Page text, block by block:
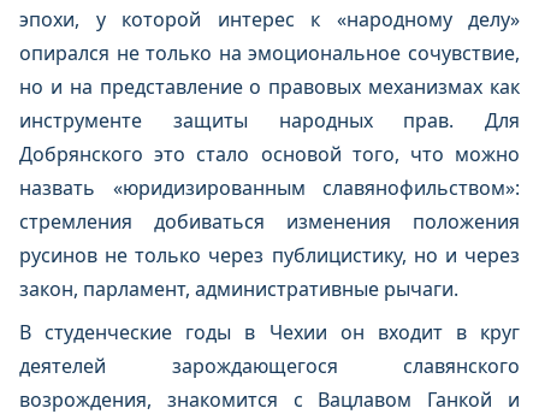
эпохи, у которой интерес к «народному делу»
опирался не только на эмоциональное сочувствие,
но и на представление о правовых механизмах как
инструменте защиты народных прав. Для
Добрянского это стало основой того, что можно
назвать «юридизированным славянофильством»:
стремления добиваться изменения положения
русинов не только через публицистику, но и через
закон, парламент, административные рычаги.
В студенческие годы в Чехии он входит в круг
деятелей зарождающегося славянского
возрождения, знакомится с Вацлавом Ганкой и